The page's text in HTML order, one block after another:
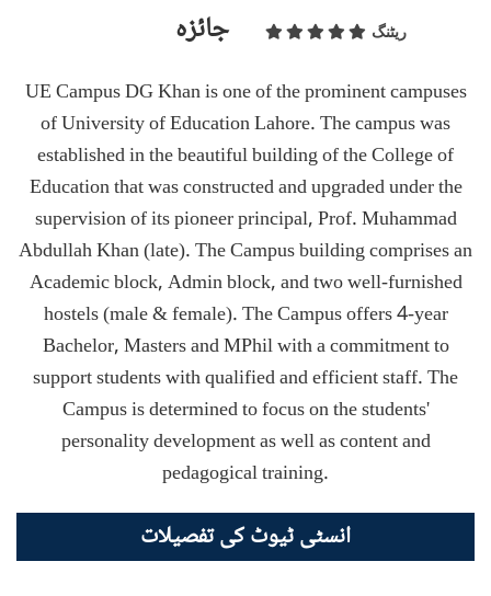
جائزہ ریٹنگ
UE Campus DG Khan is one of the prominent campuses
of University of Education Lahore. The campus was
established in the beautiful building of the College of
Education that was constructed and upgraded under the
supervision of its pioneer principal, Prof. Muhammad
Abdullah Khan (late). The Campus building comprises an
Academic block, Admin block, and two well-furnished
hostels (male & female). The Campus offers 4-year
Bachelor, Masters and MPhil with a commitment to
support students with qualified and efficient staff. The
Campus is determined to focus on the students'
personality development as well as content and
pedagogical training.
انسٹی ٹیوٹ کی تفصیلات